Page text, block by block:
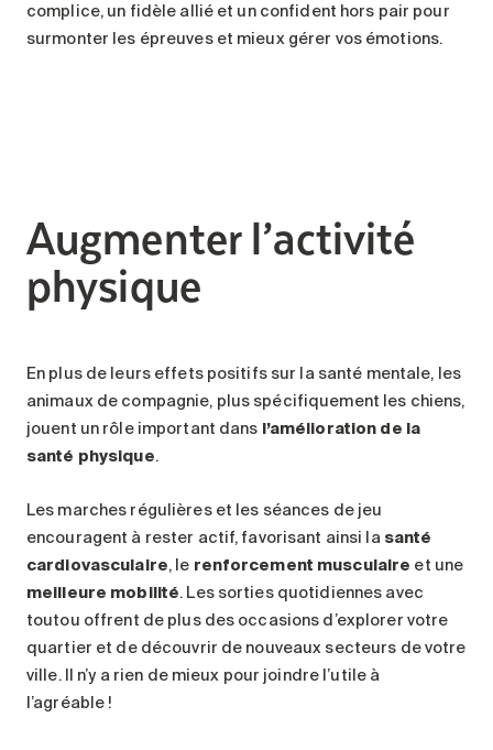
complice, un fidèle allié et un confident hors pair pour
surmonter les épreuves et mieux gérer vos émotions.
Augmenter l’activité
physique
En plus de leurs effets positifs sur la santé mentale, les
animaux de compagnie, plus spécifiquement les chiens,
jouent un rôle important dans l’amélioration de la
santé physique.
Les marches régulières et les séances de jeu
encouragent à rester actif, favorisant ainsi la santé
cardiovasculaire, le renforcement musculaire et une
meilleure mobilité. Les sorties quotidiennes avec
toutou offrent de plus des occasions d’explorer votre
quartier et de découvrir de nouveaux secteurs de votre
ville. Il n’y a rien de mieux pour joindre l’utile à
l’agréable !